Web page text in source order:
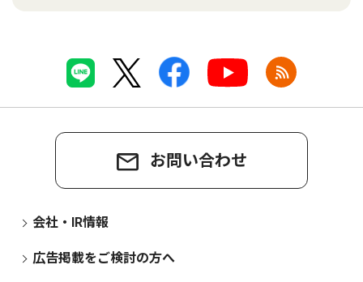
お問い合わせ
会社・IR情報
広告掲載をご検討の方へ